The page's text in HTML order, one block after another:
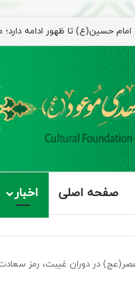
منتظران ظهور
صفحه اصلی اخبار
در دوران غیبت، رمز